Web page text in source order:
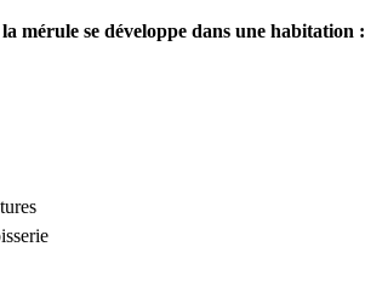
mérule se développe dans une habitation :